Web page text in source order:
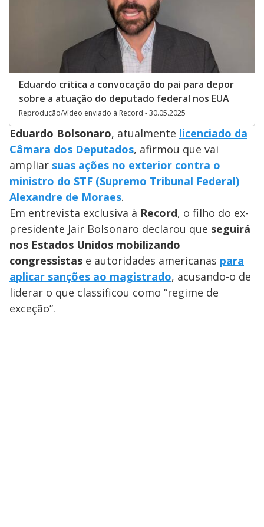
Eduardo critica a convocação do pai para depor
sobre a atuação do deputado federal nos EUA
Reprodução/Vídeo enviado à Record - 30.05.2025
Eduardo Bolsonaro, atualmente licenciado da
Câmara dos Deputados, afirmou que vai
ampliar suas ações no exterior contra o
ministro do STF (Supremo Tribunal Federal)
Alexandre de Moraes.
Em entrevista exclusiva à Record, o filho do ex-
presidente Jair Bolsonaro declarou que seguirá
nos Estados Unidos mobilizando
congressistas e autoridades americanas para
aplicar sanções ao magistrado, acusando-o de
liderar o que classificou como “regime de
exceção”.